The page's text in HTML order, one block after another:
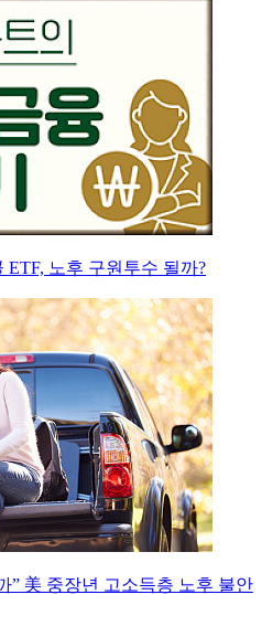
ETF, 노후 구원투수 될까?
” 美 중장년 고소득층 노후 불안